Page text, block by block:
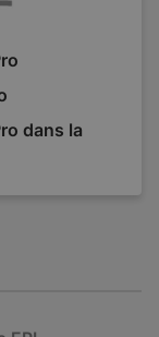
dans la